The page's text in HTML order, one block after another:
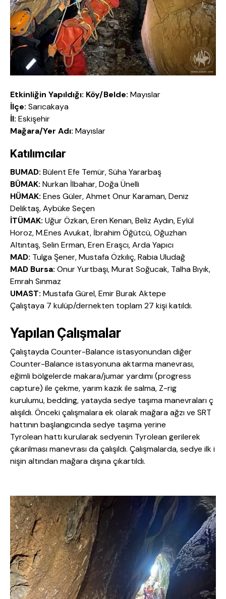
Etkinliğin Yapıldığı: Köy/Belde: Mayıslar
İlçe: Sarıcakaya
İl: Eskişehir
Mağara/Yer Adı: Mayıslar
Katılımcılar
BUMAD: Bülent Efe Temür, Süha Yararbaş
BÜMAK: Nurkan İlbahar, Doğa Ünelli
HÜMAK: Enes Güler, Ahmet Onur Karaman, Deniz
Deliktaş, Aybüke Seçen
İTÜMAK: Uğur Özkan, Eren Kenan, Beliz Aydın, Eylül
Horoz, M.Enes Avukat, İbrahim Öğütcü, Oğuzhan
Altıntaş, Selin Erman, Eren Eraşcı, Arda Yapıcı
MAD: Tulga Şener, Mustafa Özkılıç, Rabia Uludağ
MAD Bursa: Onur Yurtbaşı, Murat Soğucak, Talha Bıyık,
Emrah Sınmaz
UMAST: Mustafa Gürel, Emir Burak Aktepe
Çalıştaya 7 kulüp/dernekten toplam 27 kişi katıldı.
Yapılan Çalışmalar
Çalıştayda Counter-Balance istasyonundan diğer
Counter-Balance istasyonuna aktarma manevrası,
eğimli bölgelerde makara/jumar yardımı (progress
capture) ile çekme, yarım kazık ile salma, Z-rig
kurulumu, bedding, yatayda sedye taşıma manevraları ç
alışıldı. Önceki çalışmalara ek olarak mağara ağzı ve SRT
hattının başlangıcında sedye taşıma yerine
Tyrolean hattı kurularak sedyenin Tyrolean gerilerek
çıkarılması manevrası da çalışıldı. Çalışmalarda, sedye ilk i
nişin altından mağara dışına çıkartıldı.